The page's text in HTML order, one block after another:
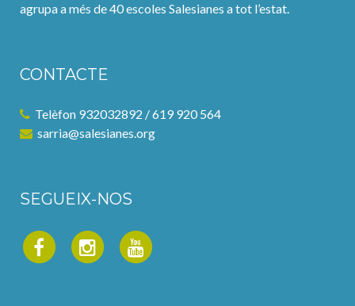
agrupa a més de 40 escoles Salesianes a tot l’estat.
CONTACTE
Telèfon 932032892 / 619 920 564
sarria@salesianes.org
SEGUEIX-NOS